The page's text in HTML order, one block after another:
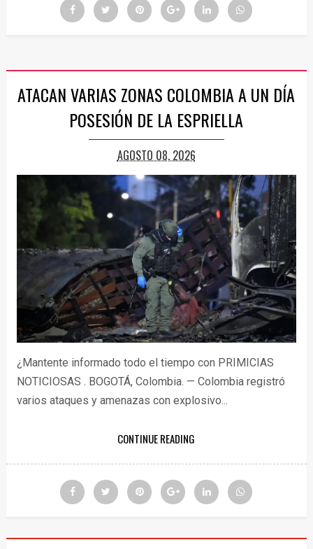
ATACAN VARIAS ZONAS COLOMBIA A UN DÍA
POSESIÓN DE LA ESPRIELLA
AGOSTO 08, 2026
¿Mantente informado todo el tiempo con PRIMICIAS
NOTICIOSAS . BOGOTÁ, Colombia. — Colombia registró
varios ataques y amenazas con explosivo...
CONTINUE READING